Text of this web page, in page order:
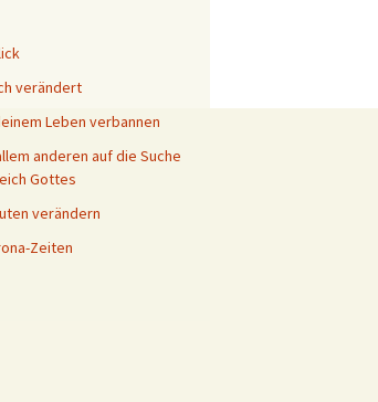
verändert
Leben verbannen
anderen auf die Suche
Gottes
verändern
Zeiten